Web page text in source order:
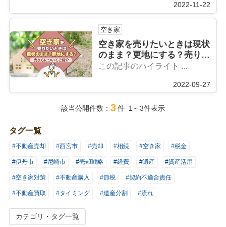
2022-11-22
空き家
空き家を売りたいときは現状
のまま？更地にする？売り方
についてご紹介
この記事のハイライト ...
2022-09-27
該当公開件数： 3件 1～3件表示
タグ一覧
#不動産売却 #西宮市 #売却 #相続 #空き家 #税金
#伊丹市 #尼崎市 #売却戦略 #経費 #遺産 #資産活用
#空き家対策 #不動産購入 #節税 #契約不適合責任
#不動産買取 #タイミング #遺産分割 #流れ
カテゴリ・タグ一覧